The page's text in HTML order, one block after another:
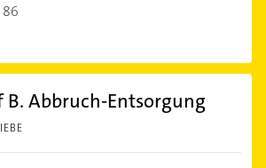
B. Abbruch-Entsorgung